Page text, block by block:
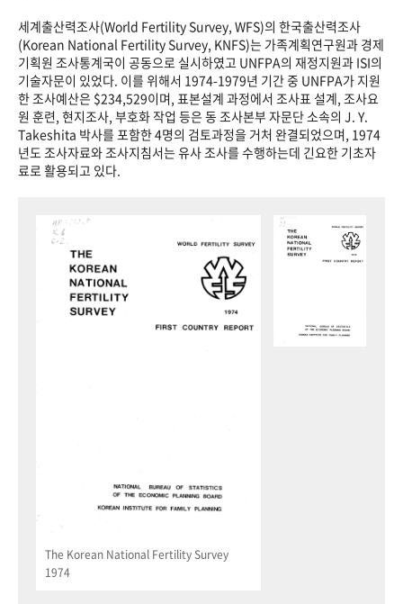
세계출산력조사(World Fertility Survey, WFS)의 한국출산력조사
(Korean National Fertility Survey, KNFS)는 가족계획연구원과 경제
기획원 조사통계국이 공동으로 실시하였고 UNFPA의 재정지원과 ISI의
기술자문이 있었다. 이를 위해서 1974-1979년 기간 중 UNFPA가 지원
한 조사예산은 $234,529이며, 표본설계 과정에서 조사표 설계, 조사요
원 훈련, 현지조사, 부호화 작업 등은 동 조사본부 자문단 소속의 J. Y.
Takeshita 박사를 포함한 4명의 검토과정을 거처 완결되었으며, 1974
년도 조사자료와 조사지침서는 유사 조사를 수행하는데 긴요한 기초자
료로 활용되고 있다.
The Korean National Fertility Survey
1974